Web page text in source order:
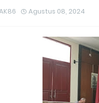
Agustus 08, 2024